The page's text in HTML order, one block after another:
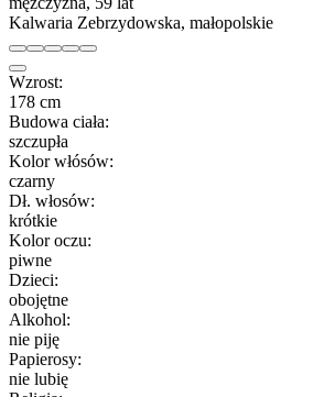
Kalwaria Zebrzydowska, małopolskie
Wzrost:
178 cm
Budowa ciała:
szczupła
Kolor włósów:
czarny
Dł. włosów:
krótkie
Kolor oczu:
piwne
Dzieci:
obojętne
Alkohol:
nie piję
Papierosy:
nie lubię